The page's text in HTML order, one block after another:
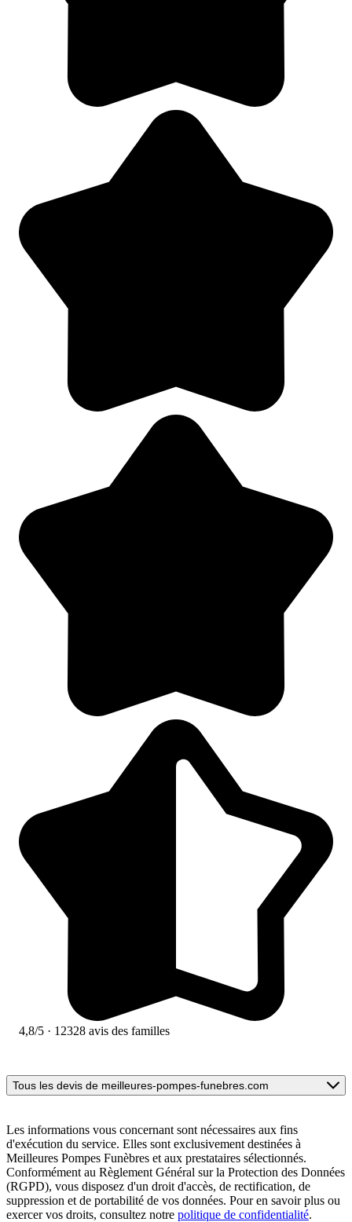
4,8/5 · 12328 avis des familles
Tous les devis de meilleures-pompes-funebres.com
Les informations vous concernant sont nécessaires aux fins
d'exécution du service. Elles sont exclusivement destinées à
Meilleures Pompes Funèbres et aux prestataires sélectionnés.
Conformément au Règlement Général sur la Protection des Données
(RGPD), vous disposez d'un droit d'accès, de rectification, de
suppression et de portabilité de vos données. Pour en savoir plus ou
exercer vos droits, consultez notre politique de confidentialité.